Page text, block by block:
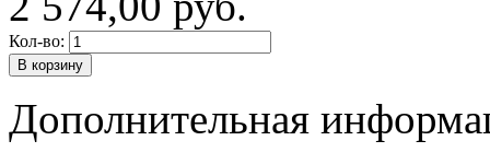
Кол-во:
В корзину
Дополнительная